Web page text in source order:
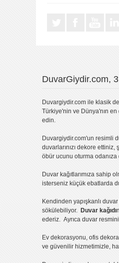
DuvarGiydir.com,
Duvargiydir.com ile klasik
Türkiye'nin ve Dünya'nın
edin.
Duvargiydir.com'un resimli
duvarlarınızı dekore ettiniz,
öbür ucunu oturma
Duvar kağıtlarımıza sahip
isterseniz küçük ebatlarda
Kendinden yapışkanlı duvar
sökülebiliyor. Duvar kağıdı
ederiz. Ayrıca duvar
Ev dekorasyonu, ofis
ve güvenilir hizmetimizle,